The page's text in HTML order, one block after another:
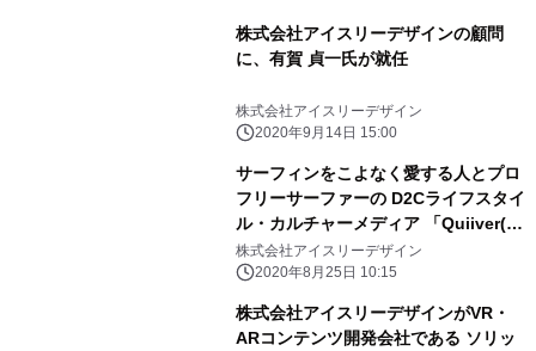
株式会社アイスリーデザインの顧問
に、有賀 貞一氏が就任
株式会社アイスリーデザイン
2020年9月14日 15:00
サーフィンをこよなく愛する人とプロ
フリーサーファーの D2Cライフスタイ
ル・カルチャーメディア 「Quiiver(ク
イィーバー)」をリリース 大橋 海人
氏はじめ人気サーファーが参加！
株式会社アイスリーデザイン
2020年8月25日 10:15
株式会社アイスリーデザインがVR・
ARコンテンツ開発会社である ソリッ